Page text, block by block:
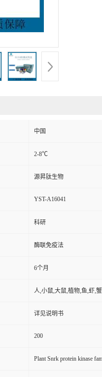
中国
2-8℃
源昇肽生物
YST-A16041
科研
酶联免疫法
6个月
人,小鼠,大鼠,植物,鱼,虾,
详见说明书
200
Plant Snrk protein kinase